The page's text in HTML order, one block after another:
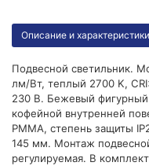
Описание и характеристики
Подвесной светильник.
лм/Вт, теплый 2700 K,
230 В. Бежевый фигурный
кофейной внутренней
PMMA, степень защиты
145 мм. Монтаж
регулируемая. В